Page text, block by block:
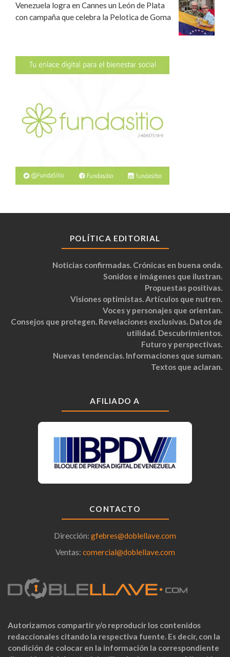
Venezuela logra en Cannes un León de Plata
con campaña que celebra la Pelotica de Goma
POLÍTICA EDITORIAL
Noticias confirmadas. Crónicas en buena onda.
Sonidos e imágenes que ilustran.
Propuestas positivas.
Visiones optimistas. Artículos que nutren.
Voces y personajes que orientan.
Consejos que protegen. Revelaciones exclusivas. Datos de
utilidad. Descubrimientos.
Futuro y perspectivas.
Nuevas tendencias. Informaciones que suman.
Textos que aclaran.
AFILIADO A
CONTACTO
Dirección: gfebres@doblellave.com
Ventas: comercial@doblellave.com
Autorizamos compartir y/o reproducir los contenidos
redaccionales citando la respectiva fuente. Es decir, con la
condición de colocar en la información la correspondiente